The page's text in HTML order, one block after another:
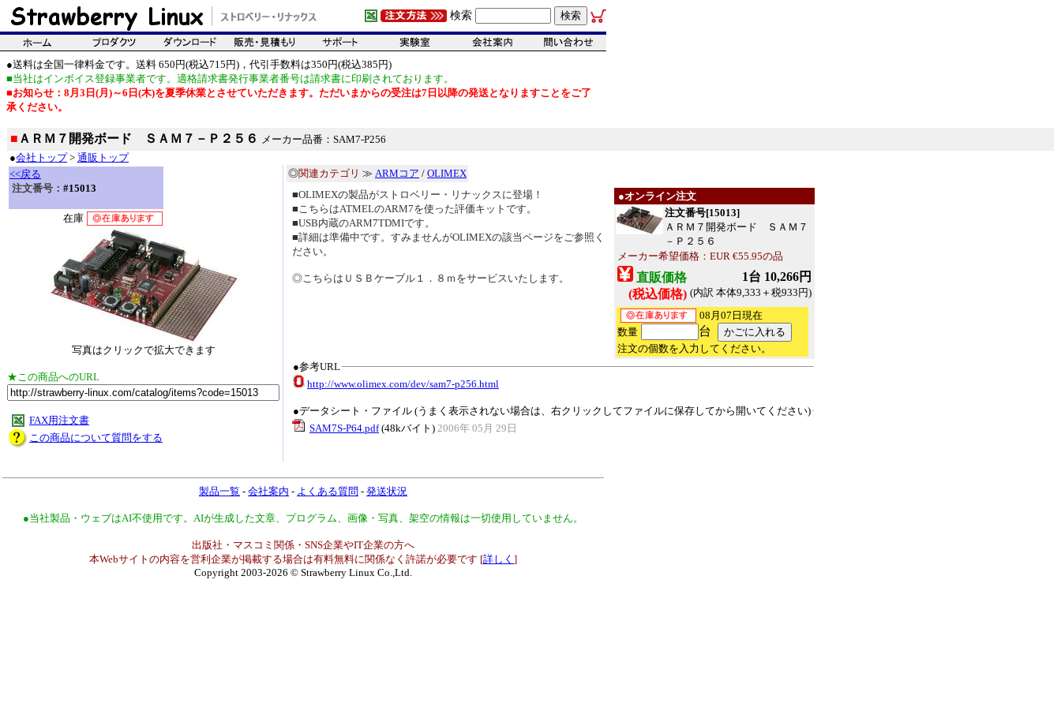
検索
●送料は全国一律料金です。送料 650円(税込715円)，代引手数料は350円(税込385円)
■当社はインボイス登録事業者です。適格請求書発行事業者番号は請求書に印刷されております。
■お知らせ：8月3日(月)～6日(木)を夏季休業とさせていただきます。ただいまからの受注は7日以降の発送となりますことをご了
承ください。
■ ＡＲＭ７開発ボード ＳＡＭ７－Ｐ２５６ メーカー品番：SAM7-P256
●会社トップ> 通販トップ
<<戻る
注文番号： #15013
在庫
写真はクリックで拡大できます
★この商品へのURL
FAX用注文書
この商品について質問をする
◎関連カテゴリ ≫ ARMコア / OLIMEX
●オンライン注文
注文番号[15013]
ＡＲＭ７開発ボード ＳＡＭ７
－Ｐ２５６
メーカー希望価格：EUR €55.95の品
直販価格
(税込価格)
1台 10,266円
(内訳 本体9,333＋税933円)
08月07日現在
数量
台
注文の個数を入力してください。
■OLIMEXの製品がストロベリー・リナックスに登場！
■こちらはATMELのARM7を使った評価キットです。
■USB内蔵のARM7TDMIです。
■詳細は準備中です。すみませんがOLIMEXの該当ページをご参照く
ださい。
◎こちらはＵＳＢケーブル１．８ｍをサービスいたします。
●参考URL
http://www.olimex.com/dev/sam7-p256.html
●データシート・ファイル (うまく表示されない場合は、右クリックしてファイルに保存してから開いてください)
SAM7S-P64.pdf(48kバイト) 2006年 05月 29日
製品一覧 - 会社案内 - よくある質問 - 発送状況
●当社製品・ウェブはAI不使用です。AIが生成した文章、プログラム、画像・写真、架空の情報は一切使用していません。
出版社・マスコミ関係・SNS企業やIT企業の方へ
本Webサイトの内容を営利企業が掲載する場合は有料無料に関係なく許諾が必要です [詳しく ]
Copyright 2003-2026 © Strawberry Linux Co.,Ltd.